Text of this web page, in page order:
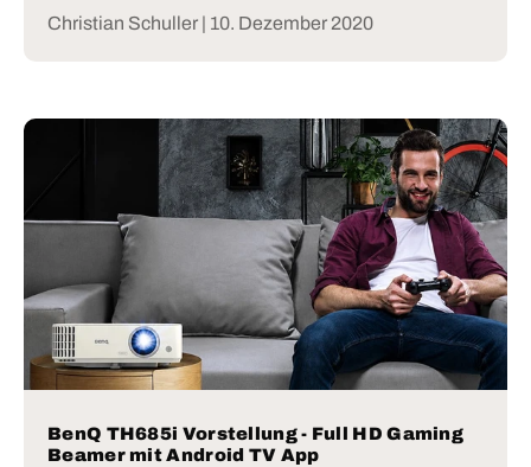
Christian Schuller | 10. Dezember 2020
BenQ TH685i Vorstellung - Full HD Gaming
Beamer mit Android TV App